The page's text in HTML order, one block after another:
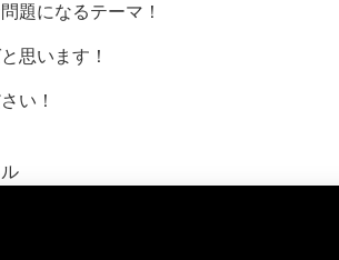
題になるテーマ！
思います！
い！